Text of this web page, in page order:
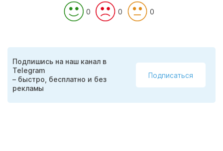
0 0 0
Подпишись на наш канал в
Telegram
– быстро, бесплатно и без
рекламы
Подписаться